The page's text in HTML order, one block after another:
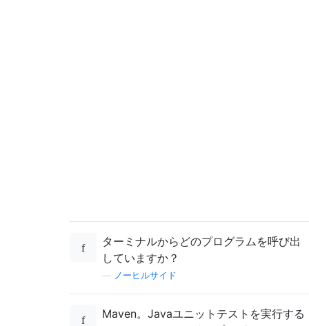
ターミナルからどのプログラムを呼び出
していますか？
ノーヒルサイド
Maven。Javaユニットテストを実行する